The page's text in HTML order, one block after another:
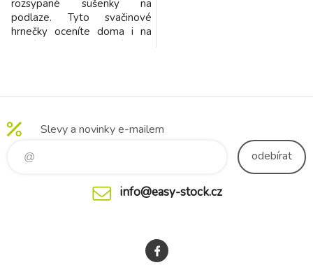
rozsypané sušenky na
podlaze. Tyto svačinové
hrnečky oceníte doma i na
potřebuje. Zbytku obsahu je
hrneček spadne na zem a
Slevy a novinky e-mailem
odebírat
info@easy-stock.cz